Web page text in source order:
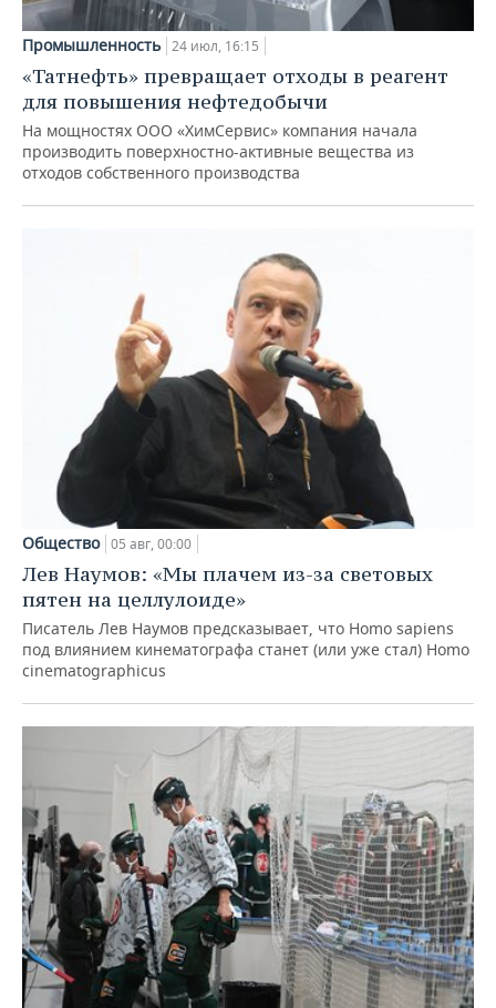
Промышленность 24 июл, 16:15
«Татнефть» превращает отходы в реагент
для повышения нефтедобычи
На мощностях ООО «ХимСервис» компания начала
производить поверхностно-активные вещества из
отходов собственного производства
Общество 05 авг, 00:00
Лев Наумов: «Мы плачем из-за световых
пятен на целлулоиде»
Писатель Лев Наумов предсказывает, что Homo sapiens
под влиянием кинематографа станет (или уже стал) Homo
cinematographicus